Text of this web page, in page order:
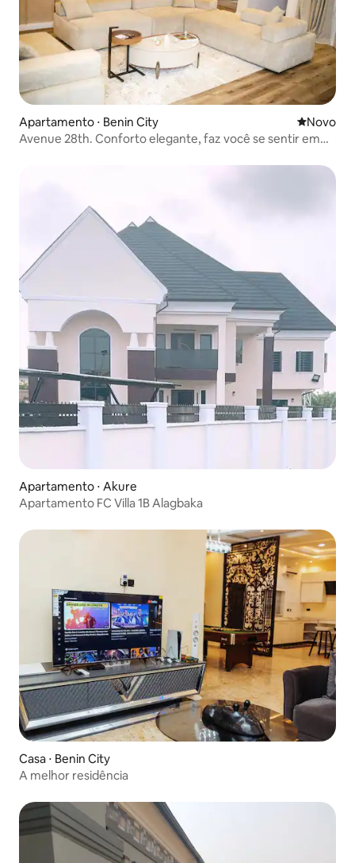
Apartamento ⋅ Benin City Novo
Novo
Avenue 28th. Conforto elegante, faz você se sentir em
Apartamento ⋅ Akure
Apartamento FC Villa 1B Alagbaka
Casa ⋅ Benin City
A melhor residência